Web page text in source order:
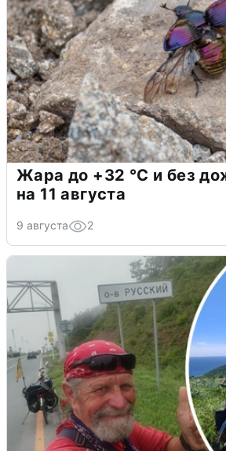
Жара до +32 °C и без
на 11 августа
9 августа 2